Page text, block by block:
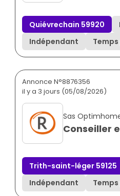
Quiévrechain 59920
Indépendant
Annonce N°8876356
il y a 3 jours (05/08/2026)
Sas
Conseiller
Trith-saint-léger 59125
Indépendant